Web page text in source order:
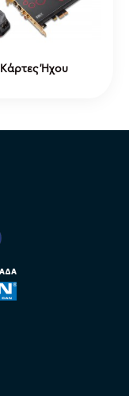
Κάρτες Ήχου